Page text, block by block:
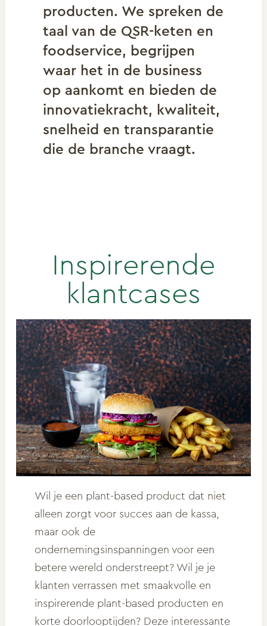
producten. We spreken de
taal van de QSR-keten en
foodservice, begrijpen
waar het in de business
op aankomt en bieden de
innovatiekracht, kwaliteit,
snelheid en transparantie
die de branche vraagt.
Inspirerende
klantcases
Wil je een plant-based product dat niet
alleen zorgt voor succes aan de kassa,
maar ook de
ondernemingsinspanningen voor een
betere wereld onderstreept? Wil je je
klanten verrassen met smaakvolle en
inspirerende plant-based producten en
korte doorlooptijden? Deze interessante